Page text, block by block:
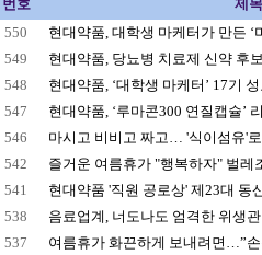
번호
제목
550
현대약품, 대학생 마케터가 만든 ‘
549
현대약품, 당뇨병 치료제 신약 후
548
현대약품, ‘대학생 마케터’ 17기
547
현대약품, ‘루마콘300 연질캡슐’
546
마시고 비비고 짜고… '식이섬유'
542
즐거운 여름휴가 "행복하자" 벌레
541
현대약품 '직원 공로상' 제23대 동
538
음료업계, 너도나도 엄격한 위생
537
여름휴가 화끈하게 보내려면…”